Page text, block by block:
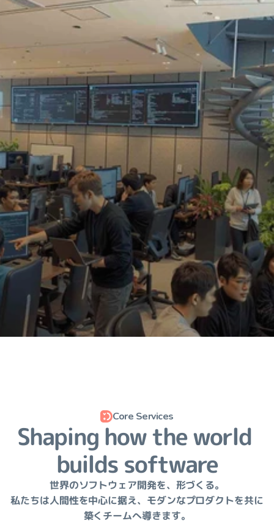
Ourser vices
イノベーションと思いやりの上に
築かれたパートナーシップ
Core Services
Shaping how the world
builds software
世界のソフトウェア開発を、 形づくる。
私たちは人間性を中心に据え、 モダンなプロダクトを共に
築く チームへ導きます。
EN
EN